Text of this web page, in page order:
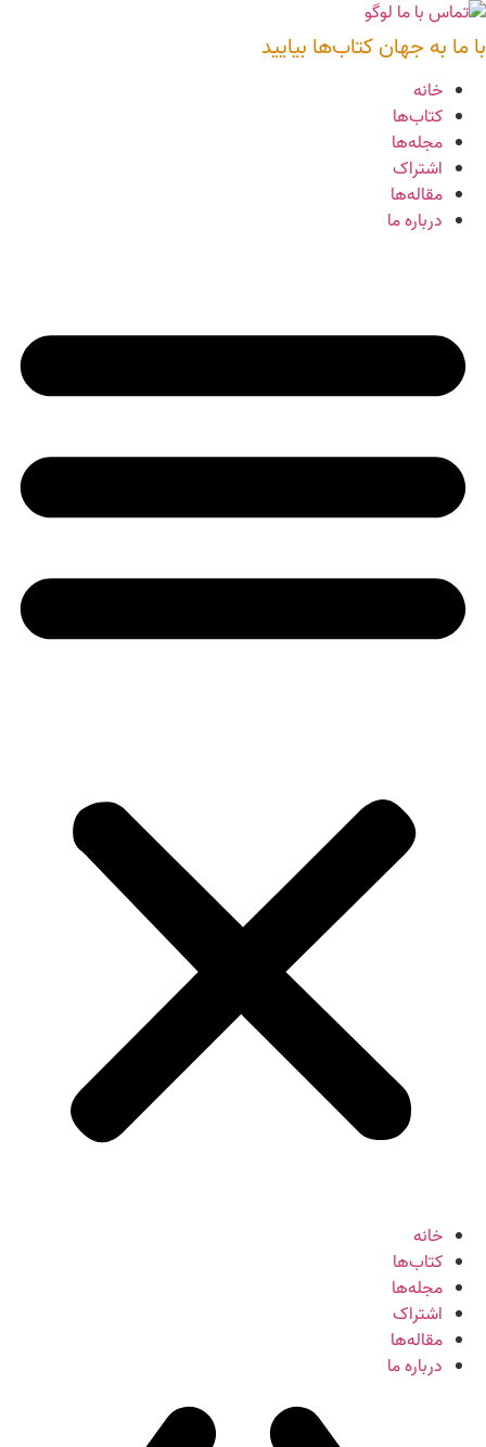
پرش
به
محتوا
با ما به جهان کتاب‌ها بیایید
خانه
کتاب‌ها
مجله‌ها
اشتراک
مقاله‌ها
درباره ما
خانه
کتاب‌ها
مجله‌ها
اشتراک
مقاله‌ها
درباره ما